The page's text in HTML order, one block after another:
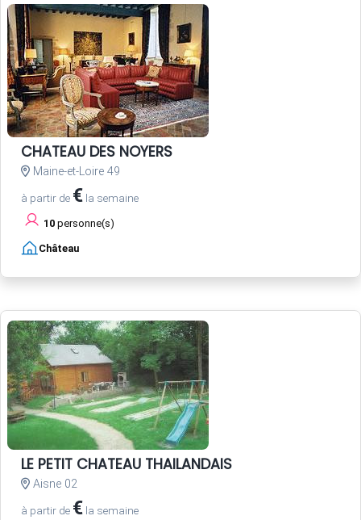
CHATEAU DES NOYERS
Maine-et-Loire 49
à partir de € la semaine
10 personne(s)
Château
LE PETIT CHATEAU THAILANDAIS
Aisne 02
à partir de € la semaine